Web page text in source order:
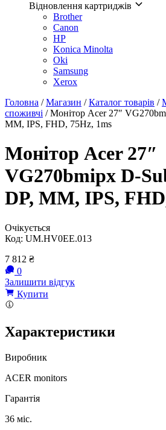
Відновлення картриджів
Brother
Canon
HP
Konica Minolta
Oki
Samsung
Xerox
Головна /Магазин /Каталог товарів /
споживчі / Монітор Acer 27″
MM, IPS, FHD, 75Hz, 1ms
Монітор Acer 27″
VG270bmipx D-
DP, MM, IPS,
Очікується
Код: UM.HV0EE.013
7 812 ₴
0
Залишити відгук
Купити
Характеристики
Виробник
ACER monitors
Гарантія
36 міс.